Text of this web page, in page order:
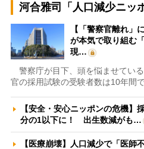
河合雅司「人口減少ニッ
【「警察官離れ」
が本気で取り組む
現…
警察庁が目下、頭を悩ませてい
官の採用試験の受験者数は10年間
【安全・安心ニッポンの危機】
分の1以下に！ 出生数減がも…
【医療崩壊】人口減少で「医師